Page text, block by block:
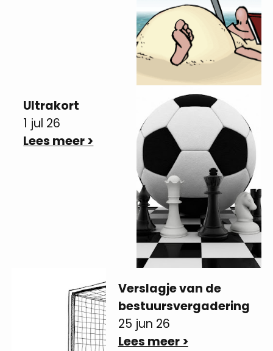
Ultrakort
1 jul 26
Lees meer >
Verslagje van de
bestuursvergadering
25 jun 26
Lees meer >